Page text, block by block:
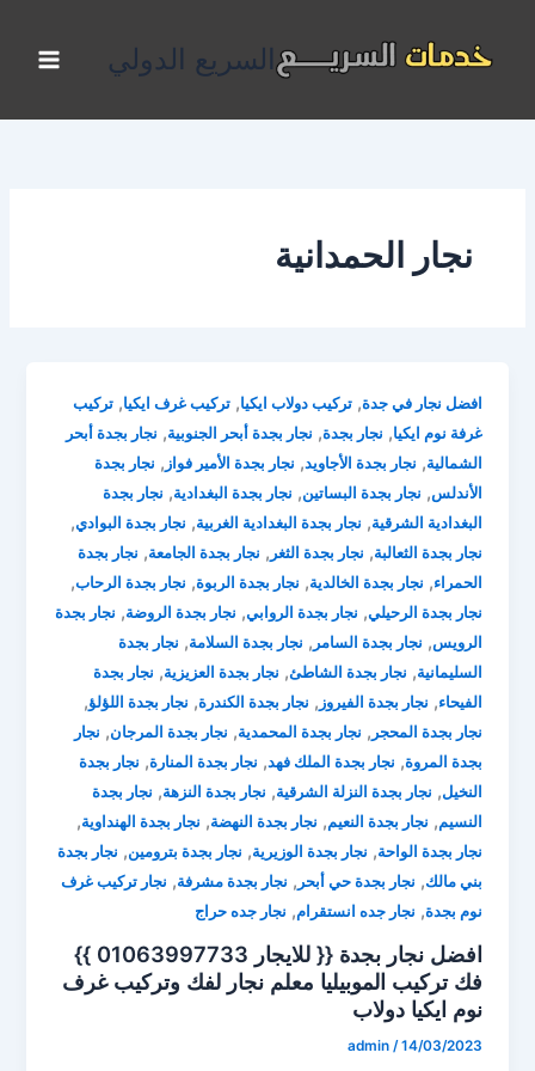
المحتوى
السريع الدولي
نجار الحمدانية
افضل نجار في جدة,تركيب دولاب ايكيا,تركيب غرف ايكيا,تركيب
غرفة نوم ايكيا, نجار بجدة, نجار بجدة أبحر الجنوبية, نجار بجدة أبحر
الشمالية, نجار بجدة الأجاويد, نجار بجدة الأمير فواز , نجار بجدة
الأندلس, نجار بجدة البساتين, نجار بجدة البغدادية, نجار بجدة
البغدادية الشرقية, نجار بجدة البغدادية الغربية, نجار بجدة البوادي,
نجار بجدة الثعالبة, نجار بجدة الثغر , نجار بجدة الجامعة, نجار بجدة
الحمراء, نجار بجدة الخالدية, نجار بجدة الربوة, نجار بجدة الرحاب,
نجار بجدة الرحيلي, نجار بجدة الروابي, نجار بجدة الروضة, نجار بجدة
الرويس, نجار بجدة السامر , نجار بجدة السلامة, نجار بجدة
السليمانية, نجار بجدة الشاطئ, نجار بجدة العزيزية, نجار بجدة
الفيحاء, نجار بجدة الفيروز , نجار بجدة الكندرة, نجار بجدة اللؤلؤ,
نجار بجدة المحجر , نجار بجدة المحمدية, نجار بجدة المرجان, نجار
بجدة المروة, نجار بجدة الملك فهد, نجار بجدة المنارة, نجار بجدة
النخيل, نجار بجدة النزلة الشرقية, نجار بجدة النزهة, نجار بجدة
النسيم, نجار بجدة النعيم, نجار بجدة النهضة, نجار بجدة الهنداوية,
نجار بجدة الواحة, نجار بجدة الوزيرية, نجار بجدة بترومين, نجار بجدة
بني مالك, نجار بجدة حي أبحر , نجار بجدة مشرفة, نجار تركيب غرف
نوم بجدة, نجار جده انستقرام, نجار جده حراج
افضل نجار بجدة {{ للايجار 01063997733 }}
فك تركيب الموبيليا ⁦معلم نجار لفك وتركيب غرف
نوم ايكيا دولاب
admin /14/03/2023